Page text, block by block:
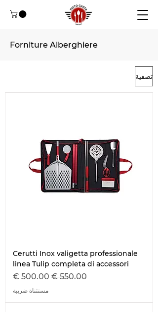
Forniture Alberghiere
تصفية
Cerutti Inox valigetta professionale
linea Tulip completa di accessori
سعر عادي سعر البيع
مستثناة ضريبة